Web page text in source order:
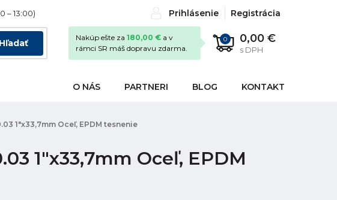
– 13:00) Prihlásenie Registrácia
Hľadať 0 0,00 €
s DPH
Nakúp ešte za 180,00 € a v
rámci SR máš dopravu zdarma.
O NÁS PARTNERI BLOG KONTAKT
1"x33,7mm Oceľ, EPDM tesnenie
1"x33,7mm Oceľ, EPDM